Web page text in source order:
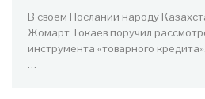
В своем Послании народу
Жомарт Токаев поручил
инструмента «товарного